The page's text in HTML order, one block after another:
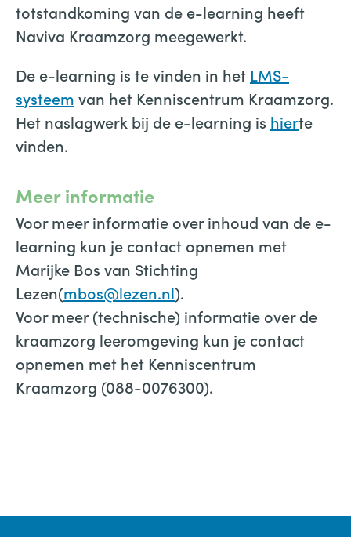
totstandkoming van de e-learning heeft
Naviva Kraamzorg meegewerkt.
De e-learning is te vinden in het LMS-
systeem van het Kenniscentrum Kraamzorg.
Het naslagwerk bij de e-learning is hierte
vinden.
Meer informatie
Voor meer informatie over inhoud van de e-
learning kun je contact opnemen met
Marijke Bos van Stichting
Lezen(mbos@lezen.nl).
Voor meer (technische) informatie over de
kraamzorg leeromgeving kun je contact
opnemen met het Kenniscentrum
Kraamzorg (088-0076300).